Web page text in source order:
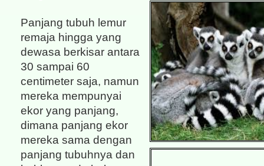
Panjang tubuh lemur
remaja hingga yang
dewasa berkisar antara
30 sampai 60
centimeter saja, namun
mereka mempunyai
ekor yang panjang,
dimana panjang ekor
mereka sama dengan
panjang tubuhnya dan